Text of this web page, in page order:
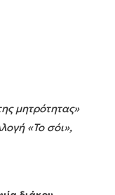
μητρότητας»
«Το σόι»,